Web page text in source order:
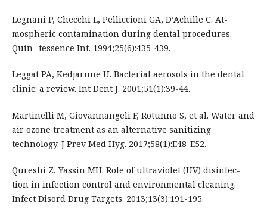
Legnani P, Checchi L, Pelliccioni GA, D’Achille C. At-
mospheric contamination during dental procedures.
Quin- tessence Int. 1994;25(6):435-439.
Leggat PA, Kedjarune U. Bacterial aerosols in the dental
clinic: a review. Int Dent J. 2001;51(1):39-44.
Martinelli M, Giovannangeli F, Rotunno S, et al. Water and
air ozone treatment as an alternative sanitizing
technology. J Prev Med Hyg. 2017;58(1):E48-E52.
Qureshi Z, Yassin MH. Role of ultraviolet (UV) disinfec-
tion in infection control and environmental cleaning.
Infect Disord Drug Targets. 2013;13(3):191-195.